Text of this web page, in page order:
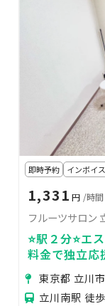
即時予約 インボイ
1,331 円 /時間
フルーツサロン
⭐️駅２分⭐️エ
料金で独立応
＞ 東京都 立川
立川南駅 徒